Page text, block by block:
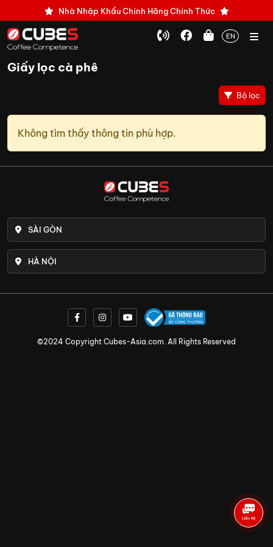
Nhà Nhập Khẩu Chính Hãng Chính Thức
EN
Giấy lọc cà phê
Bộ lọc
Không tìm thấy thông tin phù hợp.
SÀI GÒN
HÀ NỘI
©2024 Copyright Cubes-Asia.com. All Rights Reserved